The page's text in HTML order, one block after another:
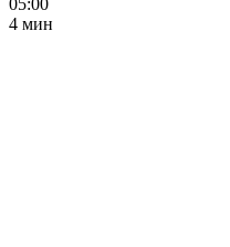
05:00
4 мин